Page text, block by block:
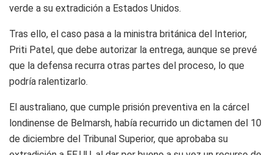
verde a su extradición a Estados Unidos.
Tras ello, el caso pasa a la ministra británica del Interior,
Priti Patel, que debe autorizar la entrega, aunque se prevé
que la defensa recurra otras partes del proceso, lo que
podría ralentizarlo.
El australiano, que cumple prisión preventiva en la cárcel
londinense de Belmarsh, había recurrido un dictamen del 10
de diciembre del Tribunal Superior, que aprobaba su